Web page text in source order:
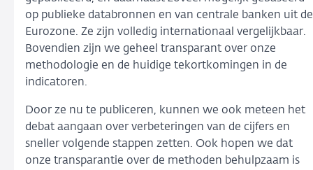
op publieke databronnen en van centrale banken uit de
Eurozone. Ze zijn volledig internationaal vergelijkbaar.
Bovendien zijn we geheel transparant over onze
methodologie en de huidige tekortkomingen in de
indicatoren.
Door ze nu te publiceren, kunnen we ook meteen het
debat aangaan over verbeteringen van de cijfers en
sneller volgende stappen zetten. Ook hopen we dat
onze transparantie over de methoden behulpzaam is